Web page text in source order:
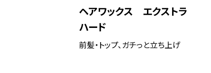
ヘアワックス エクストラ
ハード
前髪・トップ、ガチっと立ち上げ